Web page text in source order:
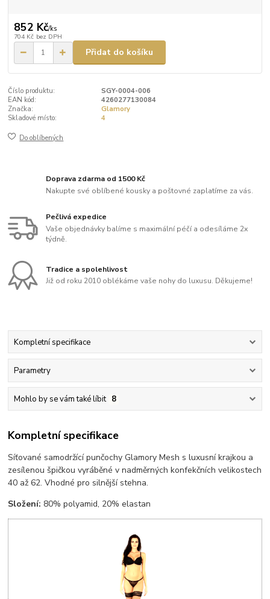
852 Kč/ks
704 Kč bez DPH
Přidat do košíku
Číslo produktu:
SGY-0004-006
EAN kód:
4260277130084
Značka:
Glamory
Skladové místo:
4
Do oblíbených
Doprava zdarma od 1500 Kč
Nakupte své oblíbené kousky a poštovné zaplatíme za vás.
Pečlivá expedice
Vaše objednávky balíme s maximální péčí a odesíláme 2x
týdně.
Tradice a spolehlivost
Již od roku 2010 oblékáme vaše nohy do luxusu. Děkujeme!
Kompletní specifikace
Parametry
Mohlo by se vám také líbit 8
Kompletní specifikace
Síťované samodržící punčochy Glamory Mesh s luxusní krajkou a
zesílenou špičkou vyráběné v nadměrných konfekčních velikostech
40 až 62. Vhodné pro silnější stehna.
Složení: 80% polyamid, 20% elastan